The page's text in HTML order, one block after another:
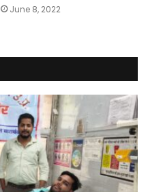
June 8, 2022